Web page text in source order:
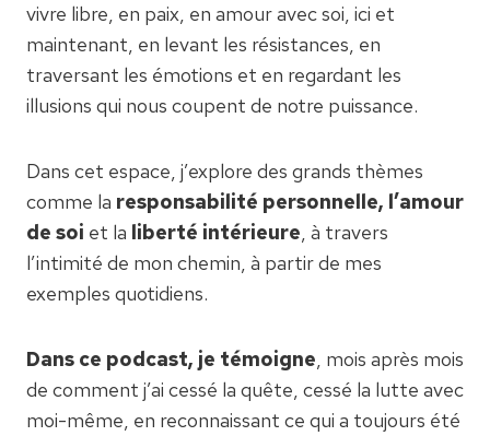
vivre libre, en paix, en amour avec soi, ici et
maintenant, en levant les résistances, en
traversant les émotions et en regardant les
illusions qui nous coupent de notre puissance.
Dans cet espace, j’explore des grands thèmes
comme la responsabilité personnelle, l’amour
de soi et la liberté intérieure, à travers
l’intimité de mon chemin, à partir de mes
exemples quotidiens.
Dans ce podcast, je témoigne, mois après mois
de comment j’ai cessé la quête, cessé la lutte avec
moi-même, en reconnaissant ce qui a toujours été